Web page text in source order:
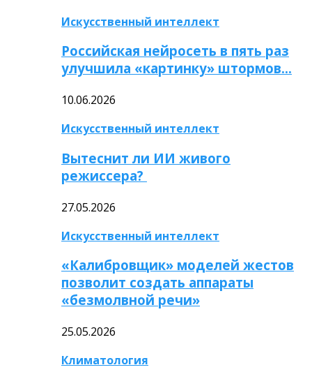
Искусственный интеллект
Российская нейросеть в пять раз
улучшила «картинку» штормов…
10.06.2026
Искусственный интеллект
Вытеснит ли ИИ живого
режиссера?
27.05.2026
Искусственный интеллект
«Калибровщик» моделей жестов
позволит создать аппараты
«безмолвной речи»
25.05.2026
Климатология